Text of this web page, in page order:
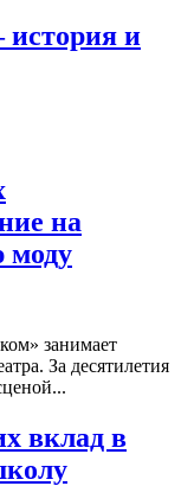
история и
на
моду
занимает
За десятилетия
вклад в